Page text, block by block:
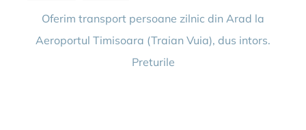
Aeroport
Timisoara
(Traian
Vuia)
Oferim transport persoane zilnic din Arad la
Aeroportul Timisoara (Traian Vuia), dus intors.
Preturile